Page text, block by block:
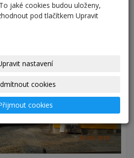
jaké cookies budou uloženy,
pod tlačítkem Upravit
nastavení
cookies
cookies